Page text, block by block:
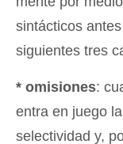
sintácticos
siguientes tres
* omisiones:
entra en juego la
selectividad y,